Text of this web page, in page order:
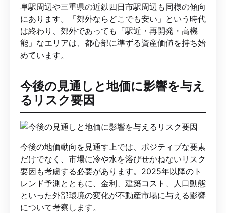
阜駅周辺や三重県の近鉄四日市駅周辺も同様の傾向
にあります。「郊外ならどこでも安い」という時代
は終わり、郊外であっても「駅近・再開発・高機
能」なエリアは、都心部に準ずる資産価値を持ち始
めています。
今後の見通しと地価に影響を与え
るリスク要因
今後の地価動向を見通す上では、ポジティブな要素
だけでなく、市場に冷や水を浴びせかねないリスク
要因も考慮する必要があります。2025年以降のト
レンド予測とともに、金利、建築コスト、人口動態
といった外部環境の変化が不動産市場に与える影響
について考察します。